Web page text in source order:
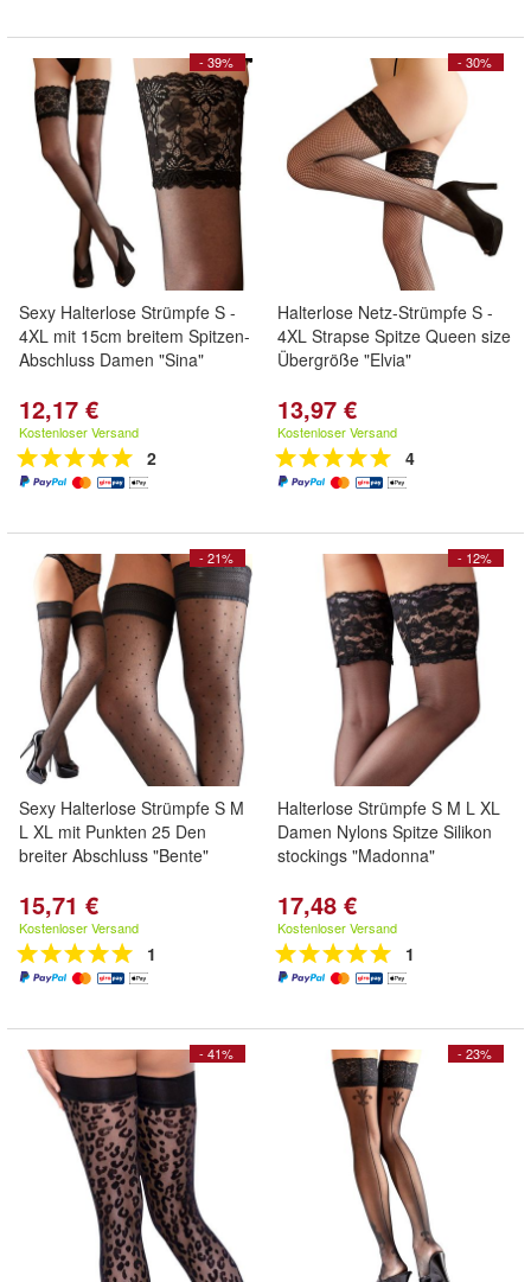
- 39%
Sexy Halterlose Strümpfe S -
4XL mit 15cm breitem Spitzen-
Abschluss Damen "Sina"
12,17 €
Kostenloser Versand
2
- 30%
Halterlose Netz-Strümpfe S -
4XL Strapse Spitze Queen size
Übergröße "Elvia"
13,97 €
Kostenloser Versand
4
- 21%
Sexy Halterlose Strümpfe S M
L XL mit Punkten 25 Den
breiter Abschluss "Bente"
15,71 €
Kostenloser Versand
1
- 12%
Halterlose Strümpfe S M L XL
Damen Nylons Spitze Silikon
stockings "Madonna"
17,48 €
Kostenloser Versand
1
- 41% - 23%